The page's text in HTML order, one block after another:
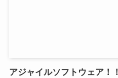
アジャイルソフトウェア！！